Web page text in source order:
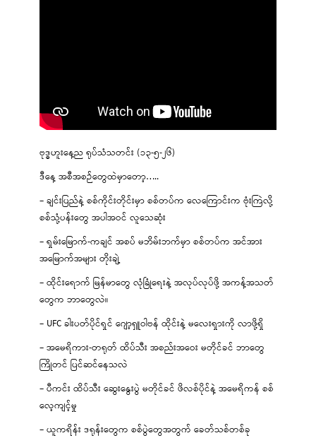
ဗုဒ္ဓဟူးနေ့ည ရုပ်သံသတင်း (၁၃-၅-၂၆)
ဒီနေ့ အစီအစဉ်တွေထဲမှာတော့…..
– ချင်းပြည်နဲ့ စစ်ကိုင်းတိုင်းမှာ စစ်တပ်က လေကြောင်းက ဗုံးကြဲလို့
စစ်သုံ့ပန်းတွေ အပါအဝင် လူသေဆုံး
– ရှမ်းမြောက်-ကချင် အစပ် မဘိမ်းဘက်မှာ စစ်တပ်က အင်အား
အမြောက်အများ တိုးချဲ့
– ထိုင်းရောက် မြန်မာတွေ လုံခြုံရေးနဲ့ အလုပ်လုပ်ဖို့ အကန့်အသတ်
တွေက ဘာတွေလဲ။
– UFC ခါးပတ်ပိုင်ရှင် ဂျော့ရှူဝါဗန် ထိုင်းနဲ့ မလေးရှားကို လာဖို့ရှိ
– အမေရိကား-တရုတ် ထိပ်သီး အစည်းအဝေး မတိုင်ခင် ဘာတွေ
ကြိုတင် ပြင်ဆင်နေသလဲ
– ပီကင်း ထိပ်သီး ဆွေးနွေးပွဲ မတိုင်ခင် ဖိလစ်ပိုင်နဲ့ အမေရိကန် စစ်
လေ့ကျင့်မှု
– ယူကရိန်း ဒရုန်းတွေက စစ်ပွဲတွေအတွက် ခေတ်သစ်တစ်ခု